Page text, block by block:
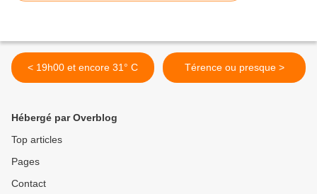
< 19h00 et encore 31° C Térence ou presque >
Hébergé par Overblog
Top articles
Pages
Contact